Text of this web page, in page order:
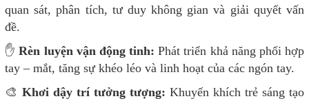
quan sát, phân tích, tư duy không gian và giải quyết vấn
đề.
✋Rèn luyện vận động tinh: Phát triển khả năng phối hợp
tay – mắt, tăng sự khéo léo và linh hoạt của các ngón tay.
🎨 Khơi dậy trí tưởng tượng: Khuyến khích trẻ sáng tạo